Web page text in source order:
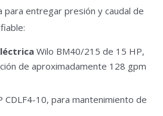
para entregar presión y caudal de
Wilo BM40/215 de 15 HP,
de aproximadamente 128 gpm
CDLF4-10, para mantenimiento de